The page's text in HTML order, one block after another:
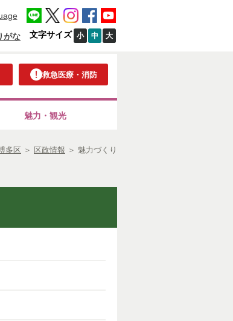
がな 文字サイズ 小 中 大
救急医療・消防
魅力・観光
多区 ＞ 区政情報 ＞ 魅力づくり